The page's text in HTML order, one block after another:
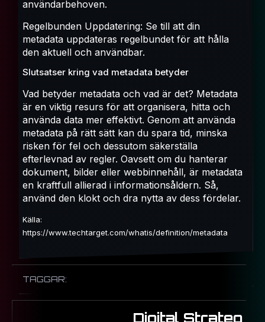
användarbehoven.
Regelbunden Uppdatering: Se till att din
metadata uppdateras regelbundet för att hålla
den aktuell och användbar.
Slutsatser kring vad metadata betyder
Vad betyder metadata och vad är det? Metadata
är en viktig resurs för att organisera, hitta och
använda data mer effektivt. Genom att använda
metadata på rätt sätt kan du spara tid, minska
risken för fel och dessutom säkerställa
efterlevnad av regler. Oavsett om du hanterar
dokument, bilder eller webbinnehåll, är metadata
en kraftfull allierad i informationsåldern. Så,
använd den klokt och dra nytta av dess fördelar.
Källa:
https://www.techtarget.com/whatis/definition/metadata
TAGGAR:
Digital Strateg